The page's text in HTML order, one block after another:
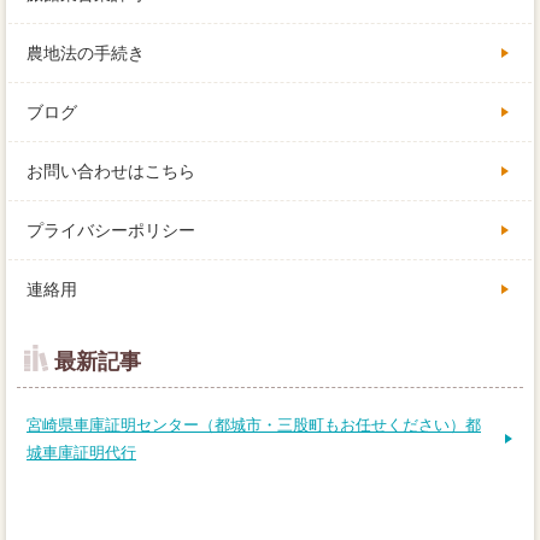
農地法の手続き
ブログ
お問い合わせはこちら
プライバシーポリシー
連絡用
最新記事
宮崎県車庫証明センター（都城市・三股町もお任せください）都
城車庫証明代行